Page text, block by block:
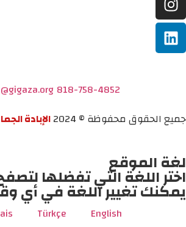
818-758-4852
جميع الحقوق محفوظة © 2024
الإبادة
لغة الموقع
اختر اللغة التي تفضلها
يمكنك تغيير اللغة في أي
English
Türkçe